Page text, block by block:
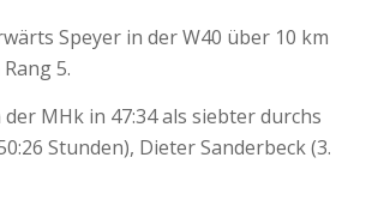
Speyer in der W40 über 10 km
5.
MHk in 47:34 als siebter durchs
Stunden), Dieter Sanderbeck (3.